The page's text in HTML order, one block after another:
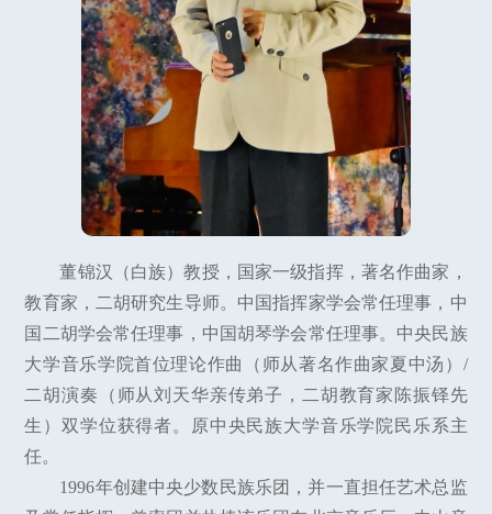
董锦汉（白族）教授，国家一级指挥，著名作曲家，
教育家，二胡研究生导师。中国指挥家学会常任理事，中
国二胡学会常任理事，中国胡琴学会常任理事。中央民族
大学音乐学院首位理论作曲（师从著名作曲家夏中汤）/
二胡演奏（师从刘天华亲传弟子，二胡教育家陈振铎先
生）双学位获得者。原中央民族大学音乐学院民乐系主
任。
1996年创建中央少数民族乐团，并一直担任艺术总监